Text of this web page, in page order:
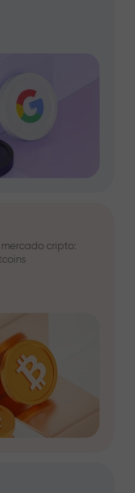
cripto: